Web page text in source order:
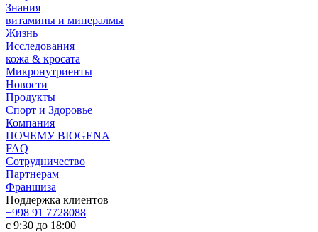
Знания
витамины и минералмы
Жизнь
Исследования
кожа & кросата
Микронутриенты
Новости
Продукты
Спорт и Здоровье
Компания
ПОЧЕМУ BIOGENA
FAQ
Сотрудничество
Партнерам
Франшиза
Поддержка клиентов
+998 91 7728088
с 9:30 до 18:00